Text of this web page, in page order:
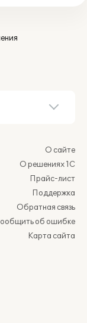
О сайте
О решениях 1С
Прайс-лист
Поддержка
Обратная связь
об ошибке
Карта сайта